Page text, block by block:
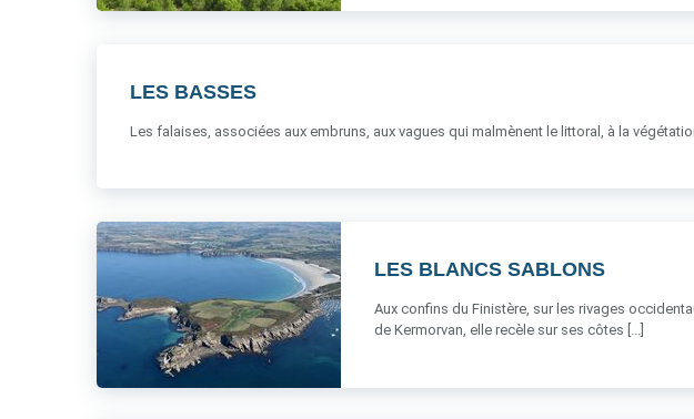
LES BASSES
Les falaises, associées aux embruns, aux vagues qui malmènent le littoral, à la
LES BLANCS SABLONS
Aux confins du Finistère, sur les rivages
de Kermorvan, elle recèle sur ses côtes [...]